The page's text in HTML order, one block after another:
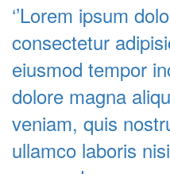
‘’Lorem ipsum
consectetur
eiusmod tempor
dolore magna
veniam, quis
ullamco laboris